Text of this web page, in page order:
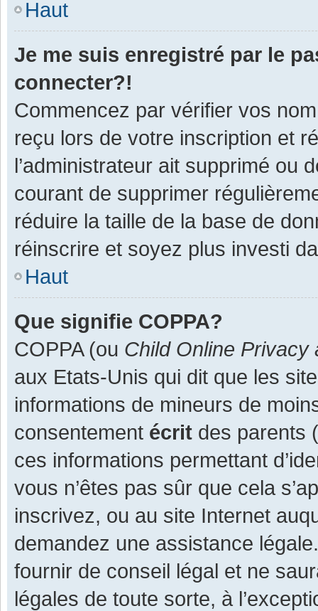
Haut
Je me suis enregistré par le
connecter?!
Commencez par vérifier vos
reçu lors de votre inscription et
l’administrateur ait supprimé ou
courant de supprimer
réduire la taille de la base de
réinscrire et soyez plus investi
Haut
Que signifie COPPA?
COPPA (ou Child Online Privacy
aux Etats-Unis qui dit que les
informations de mineurs de
consentement écrit des parents
ces informations permettant
vous n’êtes pas sûr que cela
inscrivez, ou au site Internet
demandez une assistance
fournir de conseil légal et ne
légales de toute sorte, à